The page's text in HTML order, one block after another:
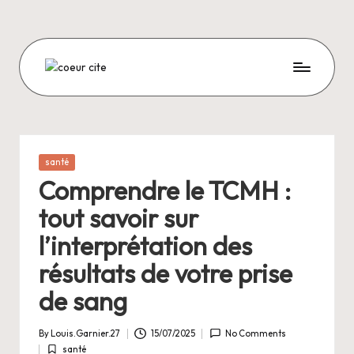
content
C
E
U
R
C
I
T
E
Posted
santé
Comprendre le TCMH :
tout savoir sur
l’interprétation des
résultats de votre prise
de sang
Posted
By Louis.Garnier.27 15/07/2025 No Comments
santé